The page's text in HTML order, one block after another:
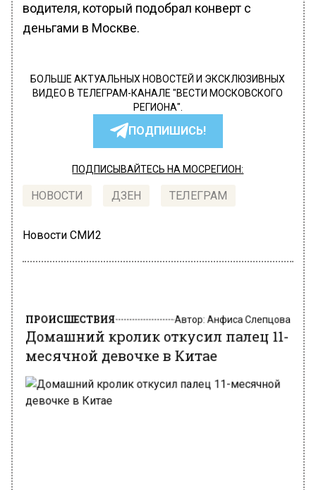
водителя, который подобрал конверт с
деньгами в Москве.
БОЛЬШЕ АКТУАЛЬНЫХ НОВОСТЕЙ И ЭКСКЛЮЗИВНЫХ
ВИДЕО В ТЕЛЕГРАМ-КАНАЛЕ "ВЕСТИ МОСКОВСКОГО
РЕГИОНА".
ПОДПИШИСЬ!
ПОДПИСЫВАЙТЕСЬ НА МОСРЕГИОН:
НОВОСТИ ДЗЕН ТЕЛЕГРАМ
Новости СМИ2
Домашний кролик откусил палец 11-
месячной девочке в Китае